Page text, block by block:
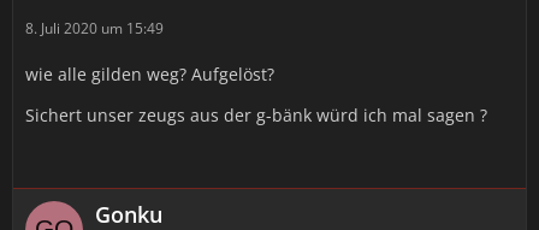
8. Juli 2020 um 15:49
wie alle gilden weg? Aufgelöst?
Sichert unser zeugs aus der g-bänk würd ich mal sagen ?
Gonku